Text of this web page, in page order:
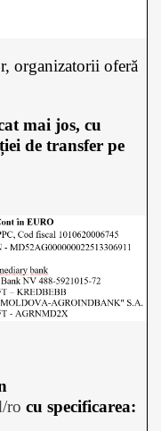
organizatorii oferă
mai jos, cu
de transfer pe
ro cu specificarea: